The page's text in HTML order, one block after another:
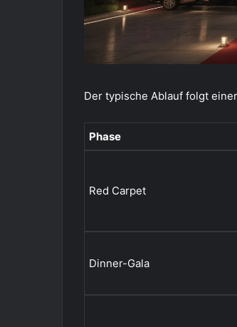
Der typische Ablauf folgt
Phase
Red Carpet
Dinner-Gala